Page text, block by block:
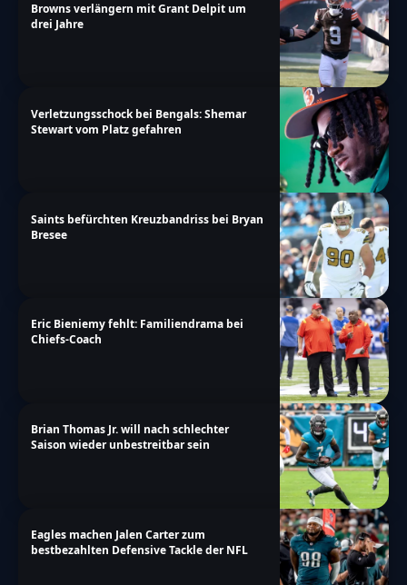
Browns verlängern mit Grant Delpit um
drei Jahre
Verletzungsschock bei Bengals: Shemar
Stewart vom Platz gefahren
Saints befürchten Kreuzbandriss bei Bryan
Bresee
Eric Bieniemy fehlt: Familiendrama bei
Chiefs-Coach
Brian Thomas Jr. will nach schlechter
Saison wieder unbestreitbar sein
Eagles machen Jalen Carter zum
bestbezahlten Defensive Tackle der NFL